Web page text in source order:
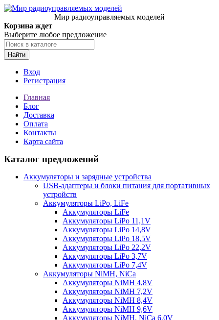
Мир радиоуправляемых моделей
Корзина ждет
Выберите любое предложение
Найти
Вход
Регистрация
Главная
Блог
Доставка
Оплата
Контакты
Карта сайта
Каталог предложений
Аккумуляторы и зарядные устройства
USB-адаптеры и блоки питания для портативных
устройств
Аккумуляторы LiPo, LiFe
Аккумуляторы LiFe
Аккумуляторы LiPo 11,1V
Аккумуляторы LiPo 14,8V
Аккумуляторы LiPo 18,5V
Аккумуляторы LiPo 22,2V
Аккумуляторы LiPo 3,7V
Аккумуляторы LiPo 7,4V
Аккумуляторы NiMH, NiCa
Аккумуляторы NiMH 4,8V
Аккумуляторы NiMH 7,2V
Аккумуляторы NiMH 8,4V
Аккумуляторы NiMH 9,6V
Аккумуляторы NiMH, NiCa 6,0V